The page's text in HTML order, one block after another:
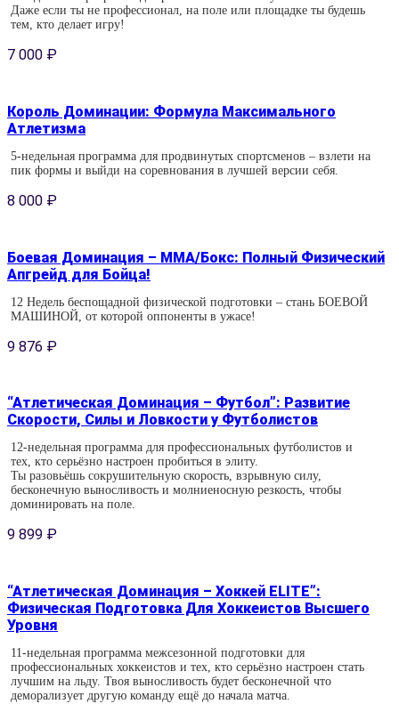
Даже если ты не профессионал, на поле или площадке ты будешь
тем, кто делает игру!
7 000 ₽
Король Доминации: Формула Максимального
Атлетизма
5-недельная программа для продвинутых спортсменов – взлети на
пик формы и выйди на соревнования в лучшей версии себя.
8 000 ₽
Боевая Доминация – ММА/Бокс: Полный Физический
Апгрейд для Бойца!
12 Недель беспощадной физической подготовки – стань БОЕВОЙ
МАШИНОЙ, от которой оппоненты в ужасе!
9 876 ₽
“Атлетическая Доминация – Футбол”: Развитие
Скорости, Силы и Ловкости у Футболистов
12-недельная программа для профессиональных футболистов и
тех, кто серьёзно настроен пробиться в элиту.
Ты разовьёшь сокрушительную скорость, взрывную силу,
бесконечную выносливость и молниеносную резкость, чтобы
доминировать на поле.
9 899 ₽
“Атлетическая Доминация – Хоккей ELITE”:
Физическая Подготовка Для Хоккеистов Высшего
Уровня
11-недельная программа межсезонной подготовки для
профессиональных хоккеистов и тех, кто серьёзно настроен стать
лучшим на льду. Твоя выносливость будет бесконечной что
деморализует другую команду ещё до начала матча.